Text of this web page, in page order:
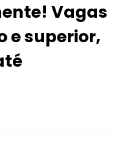
Vagas
e superior,